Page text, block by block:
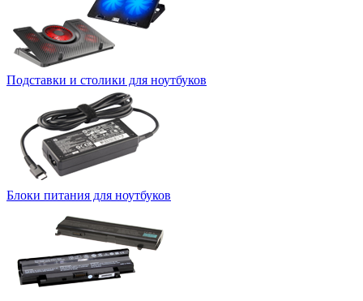
Подставки и столики для ноутбуков
Блоки питания для ноутбуков